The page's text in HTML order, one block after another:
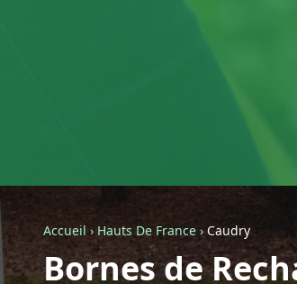
Accueil › Hauts De France › Caudry
Bornes de